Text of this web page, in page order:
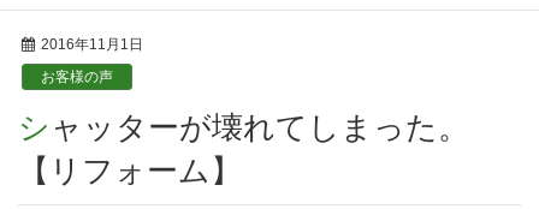
2016年11月1日
お客様の声
シャッターが壊れてしまった。
【リフォーム】